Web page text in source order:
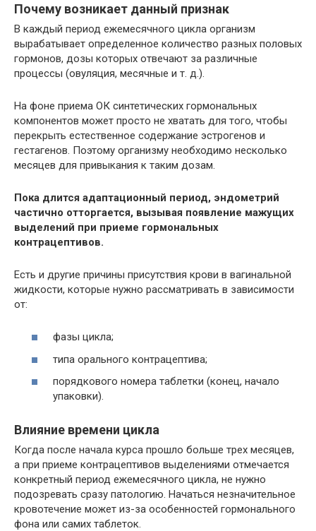
Почему возникает данный признак
В каждый период ежемесячного цикла организм
вырабатывает определенное количество разных половых
гормонов, дозы которых отвечают за различные
процессы (овуляция, месячные и т. д.).
На фоне приема ОК синтетических гормональных
компонентов может просто не хватать для того, чтобы
перекрыть естественное содержание эстрогенов и
гестагенов. Поэтому организму необходимо несколько
месяцев для привыкания к таким дозам.
Пока длится адаптационный период, эндометрий
частично отторгается, вызывая появление мажущих
выделений при приеме гормональных
контрацептивов.
Есть и другие причины присутствия крови в вагинальной
жидкости, которые нужно рассматривать в зависимости
от:
фазы цикла;
типа орального контрацептива;
порядкового номера таблетки (конец, начало
упаковки).
Влияние времени цикла
Когда после начала курса прошло больше трех месяцев,
а при приеме контрацептивов выделениями отмечается
конкретный период ежемесячного цикла, не нужно
подозревать сразу патологию. Начаться незначительное
кровотечение может из-за особенностей гормонального
фона или самих таблеток.